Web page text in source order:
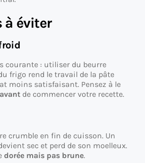
à éviter
courante : utiliser du beurre
frigo rend le travail de la pâte
moins satisfaisant. Pensez à le
de commencer votre recette.
crumble en fin de cuisson. Un
sec et perd de son moelleux.
dorée mais pas brune.